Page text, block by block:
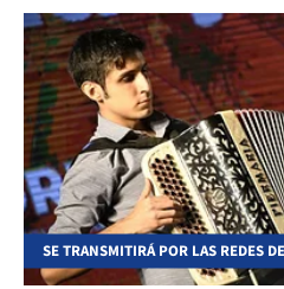
SE TRANSMITIRÁ POR LAS REDES